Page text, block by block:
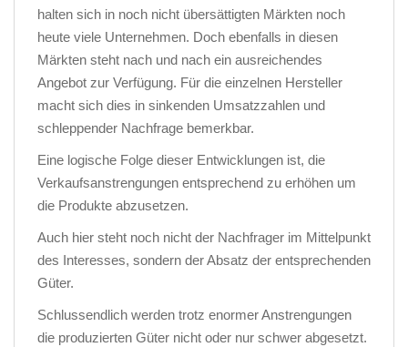
halten sich in noch nicht übersättigten Märkten noch
heute viele Unternehmen. Doch ebenfalls in diesen
Märkten steht nach und nach ein ausreichendes
Angebot zur Verfügung. Für die einzelnen Hersteller
macht sich dies in sinkenden Umsatzzahlen und
schleppender Nachfrage bemerkbar.
Eine logische Folge dieser Entwicklungen ist, die
Verkaufsanstrengungen entsprechend zu erhöhen um
die Produkte abzusetzen.
Auch hier steht noch nicht der Nachfrager im Mittelpunkt
des Interesses, sondern der Absatz der entsprechenden
Güter.
Schlussendlich werden trotz enormer Anstrengungen
die produzierten Güter nicht oder nur schwer abgesetzt.